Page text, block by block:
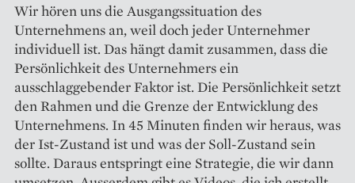
Wir hören uns die Ausgangssituation des
Unternehmens an, weil doch jeder Unternehmer
individuell ist. Das hängt damit zusammen, dass die
Persönlichkeit des Unternehmers ein
ausschlaggebender Faktor ist. Die Persönlichkeit setzt
den Rahmen und die Grenze der Entwicklung des
Unternehmens. In 45 Minuten finden wir heraus, was
der Ist-Zustand ist und was der Soll-Zustand sein
sollte. Daraus entspringt eine Strategie, die wir dann